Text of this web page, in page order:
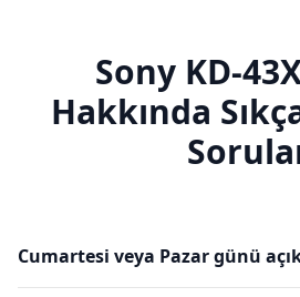
Sony KD-
Hakkında
Cumartesi veya Pazar günü açık